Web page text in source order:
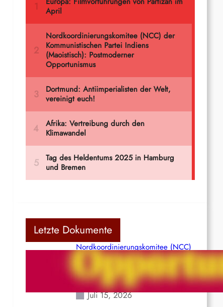
Letzte Dokumente
Nordkoordinierungskomitee (NCC)
der Kommunistischen Partei Indiens
(Maoistisch): Postmoderner
Opportunismus
Juli 15, 2026